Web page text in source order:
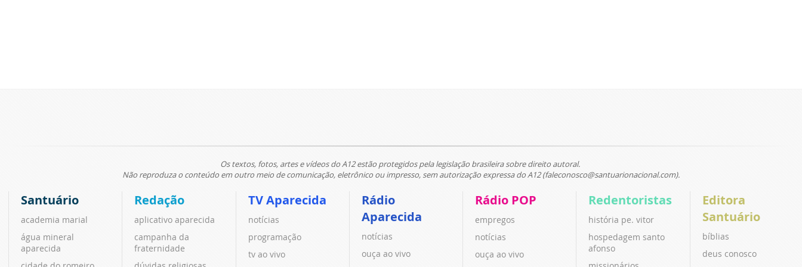
Os textos, fotos, artes e vídeos do A12 estão protegidos pela legislação brasileira sobre direito autoral.
Não reproduza o conteúdo em outro meio de comunicação, eletrônico ou impresso, sem autorização expressa do A12 (faleconosco@santuarionacional.com).
Santuário
academia marial
água mineral
aparecida
Redação
aplicativo aparecida
campanha da
fraternidade
TV Aparecida
notícias
programação
tv ao vivo
Rádio
Aparecida
notícias
ouça ao vivo
Rádio POP
empregos
notícias
ouça ao vivo
Redentoristas
história pe. vitor
hospedagem santo
afonso
Editora
Santuário
bíblias
deus conosco